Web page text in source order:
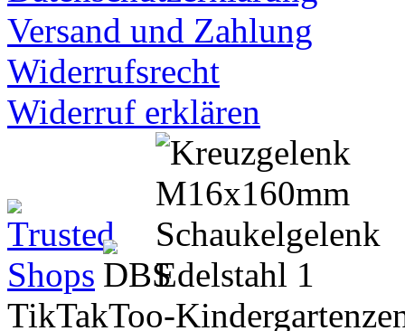
Versand und Zahlung
Widerrufsrecht
Widerruf erklären
TikTakToo-